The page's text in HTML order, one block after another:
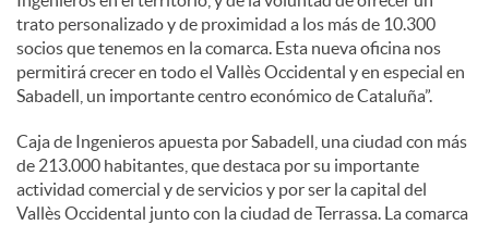
trato personalizado y de proximidad a los más de 10.300
socios que tenemos en la comarca. Esta nueva oficina nos
permitirá crecer en todo el Vallès Occidental y en especial en
Sabadell, un importante centro económico de Cataluña”.
Caja de Ingenieros apuesta por Sabadell, una ciudad con más
de 213.000 habitantes, que destaca por su importante
actividad comercial y de servicios y por ser la capital del
Vallès Occidental junto con la ciudad de Terrassa. La comarca